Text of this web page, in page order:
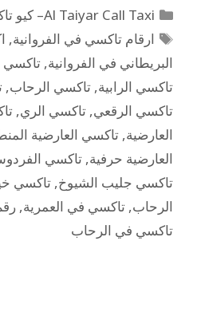
Al Taiyar Call Taxi– كيو تاكسي
ارقام تاكسي في الفروانية,
البريطاني في الفروانية, تاكسي
تاكسي الرابية, تاكسي الرحاب,
تاكسي الرقعي, تاكسي الري,
العارضية, تاكسي العارضية
العارضية حرفية, تاكسي
تاكسي جليب الشيوخ, تاكسي
الرحاب, تاكسي في العمرية,
تاكسي في الرحاب